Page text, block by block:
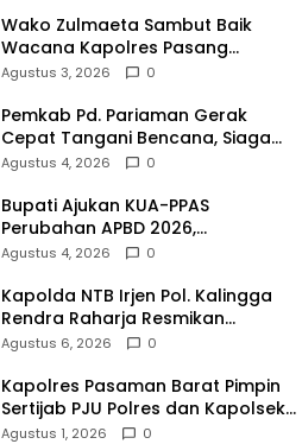
Wako Zulmaeta Sambut Baik
Wacana Kapolres Pasang
Kamera Pantau Lalin
Agustus 3, 2026 0
Pemkab Pd. Pariaman Gerak
Cepat Tangani Bencana, Siaga
Cuaca Ekstrem
Agustus 4, 2026 0
Bupati Ajukan KUA-PPAS
Perubahan APBD 2026,
Pendapatan Pasbar Naik 15
Agustus 4, 2026 0
Kapolda NTB Irjen Pol. Kalingga
Rendra Raharja Resmikan
Rakernas Gabungan
Agustus 6, 2026 0
Kapolres Pasaman Barat Pimpin
Sertijab PJU Polres dan Kapolsek
Sungai Beremas
Agustus 1, 2026 0